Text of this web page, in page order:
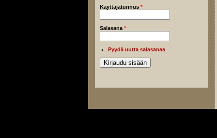
Käyttäjätunnus *
Salasana *
Pyydä uutta salasanaa